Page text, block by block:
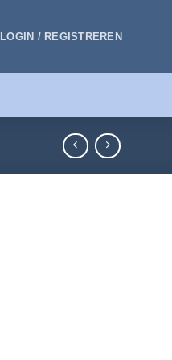
LOGIN / REGISTREREN